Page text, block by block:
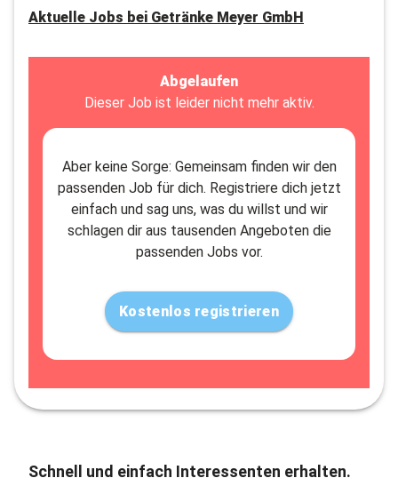
Aktuelle Jobs bei Getränke Meyer GmbH
Abgelaufen
Dieser Job ist leider nicht mehr aktiv.
Aber keine Sorge: Gemeinsam finden wir den
passenden Job für dich. Registriere dich jetzt
einfach und sag uns, was du willst und wir
schlagen dir aus tausenden Angeboten die
passenden Jobs vor.
Kostenlos registrieren
Schnell und einfach Interessenten erhalten.